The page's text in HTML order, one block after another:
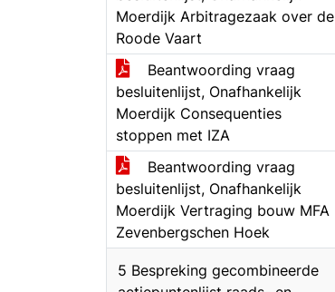
Moerdijk Arbitragezaak over de
Roode Vaart
Beantwoording vraag
besluitenlijst, Onafhankelijk
Moerdijk Consequenties
stoppen met IZA
Beantwoording vraag
besluitenlijst, Onafhankelijk
Moerdijk Vertraging bouw MFA
Zevenbergschen Hoek
5 Bespreking gecombineerde